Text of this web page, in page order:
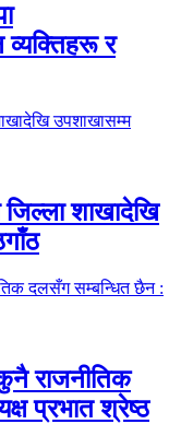
व्यक्तिहरू र
शाखादेखि
राजनीतिक
प्रभात श्रेष्ठ